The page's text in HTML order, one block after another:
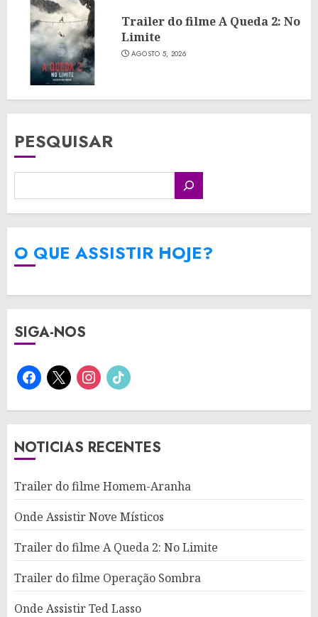
Trailer do filme A Queda 2: No
Limite
AGOSTO 5, 2026
PESQUISAR
O QUE ASSISTIR HOJE?
SIGA-NOS
facebook
x instagram
tiktok
NOTICIAS RECENTES
Trailer do filme Homem-Aranha
Onde Assistir Nove Místicos
Trailer do filme A Queda 2: No Limite
Trailer do filme Operação Sombra
Onde Assistir Ted Lasso